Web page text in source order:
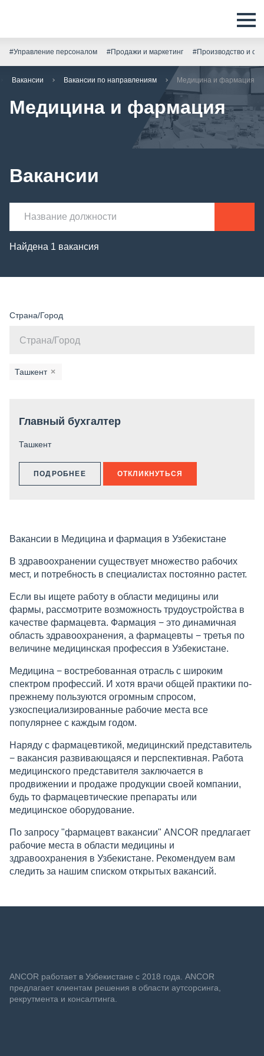
#Управление персоналом #Продажи и маркетинг #Производство и
Вакансии Вакансии по направлениям Медицина и фармация
Медицина и фармация
Вакансии
Найдена 1 вакансия
Страна/Город
×
Ташкент
Главный бухгалтер
Ташкент
ПОДРОБНЕЕ ОТКЛИКНУТЬСЯ
Вакансии в Медицина и фармация в Узбекистане
В здравоохранении существует множество рабочих
мест, и потребность в специалистах постоянно растет.
Если вы ищете работу в области медицины или
фармы, рассмотрите возможность трудоустройства в
качестве фармацевта. Фармация − это динамичная
область здравоохранения, а фармацевты − третья по
величине медицинская профессия в Узбекистане.
Медицина − востребованная отрасль с широким
спектром профессий. И хотя врачи общей практики по-
прежнему пользуются огромным спросом,
узкоспециализированные рабочие места все
популярнее с каждым годом.
Наряду с фармацевтикой, медицинский представитель
− вакансия развивающаяся и перспективная. Работа
медицинского представителя заключается в
продвижении и продаже продукции своей компании,
будь то фармацевтические препараты или
медицинское оборудование.
По запросу "фармацевт вакансии" ANCOR предлагает
рабочие места в области медицины и
здравоохранения в Узбекистане. Рекомендуем вам
следить за нашим списком открытых вакансий.
ANСOR работает в Узбекистане с 2018 года. ANCOR
предлагает клиентам решения в области аутсорсинга,
рекрутмента и консалтинга.